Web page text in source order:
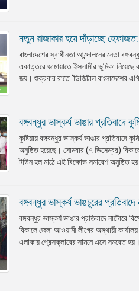
নতুন রাজাকার হয়ে দাঁড়াচ্ছে
বাংলাদেশের স্বাধীনতা আন্দোলনের নেতা
একাত্তরে জামায়াতে ইসলামীর ভূমিকা
জয়। শুক্রবার রাতে ‘ডিজিটাল বাংলাদেশের
বঙ্গবন্ধুর ভাস্কর্য ভাঙার প্রতিবাদে
কুষ্টিয়ায় বঙ্গবন্ধুর ভাস্কর্য ভাঙার প্রতিবাদে
অনুষ্ঠিত হয়েছে। সোমবার (৭ ডিসেম্বর)
টাউন হল মাঠে এই বিক্ষোভ সমাবেশ অনুষ্ঠিত
বঙ্গবন্ধুর ভাস্কর্য ভাঙচুরের
বঙ্গবন্ধুর ভাস্কর্য ভাঙার প্রতিবাদে নাটোরে
বিকালে জেলা আওয়ামী লীগের অস্থায়ী
এলাকায় প্রেসক্লাবের সামনে এসে সমবেত